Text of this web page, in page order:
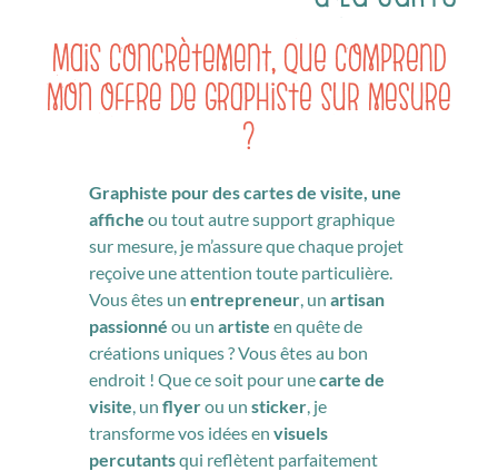
Mais concrètement, que comprend
mon offre de graphiste sur mesure
?
Graphiste pour des cartes de visite, une
affiche ou tout autre support graphique
sur mesure, je m’assure que chaque projet
reçoive une attention toute particulière.
Vous êtes un entrepreneur, un artisan
passionné ou un artiste en quête de
créations uniques ? Vous êtes au bon
endroit ! Que ce soit pour unecarte de
visite, un flyerou un sticker, je
transforme vos idées en visuels
percutantsqui reflètent parfaitement